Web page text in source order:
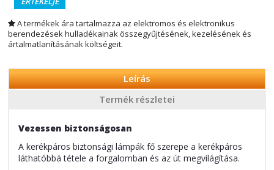
A termékek ára tartalmazza az elektromos és elektronikus
berendezések hulladékainak összegyűjtésének, kezelésének és
ártalmatlanításának költségeit.
Leírás
Termék részletei
Vezessen biztonságosan
A kerékpáros biztonsági lámpák fő szerepe a kerékpáros
láthatóbbá tétele a forgalomban és az út megvilágítása.